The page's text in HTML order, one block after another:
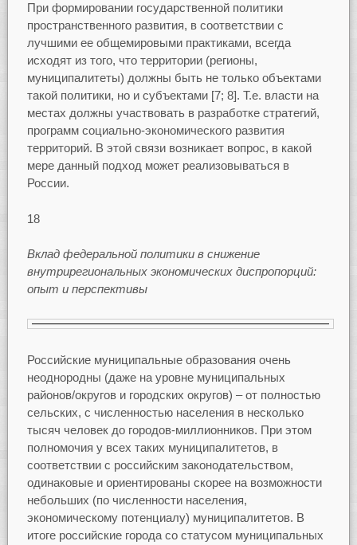
При формировании государственной политики
пространственного развития, в соответствии с
лучшими ее общемировыми практиками, всегда
исходят из того, что территории (регионы,
муниципалитеты) должны быть не только объектами
такой политики, но и субъектами [7; 8]. Т.е. власти на
местах должны участвовать в разработке стратегий,
программ социально-экономического развития
территорий. В этой связи возникает вопрос, в какой
мере данный подход может реализовываться в
России.
18
Вклад федеральной политики в снижение
внутрирегиональных экономических диспропорций:
опыт и перспективы
Российские муниципальные образования очень
неоднородны (даже на уровне муниципальных
районов/округов и городских округов) – от полностью
сельских, с численностью населения в несколько
тысяч человек до городов-миллионников. При этом
полномочия у всех таких муниципалитетов, в
соответствии с российским законодательством,
одинаковые и ориентированы скорее на возможности
небольших (по численности населения,
экономическому потенциалу) муниципалитетов. В
итоге российские города со статусом муниципальных